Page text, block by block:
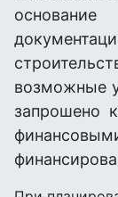
возможные
запрошено